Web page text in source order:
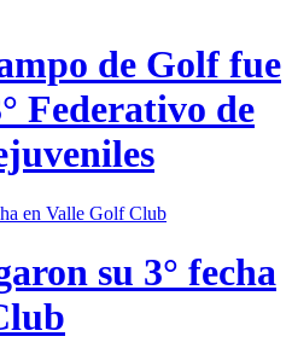
de Golf fue
Federativo de
su 3° fecha